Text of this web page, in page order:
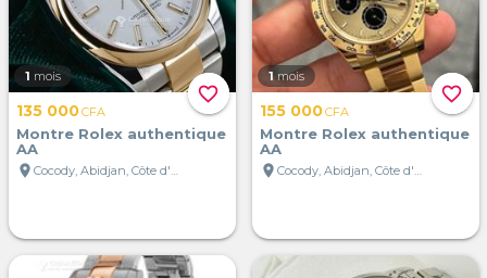
favorite_border
1 mois
135 000CFA
Montre Rolex authentique
AA
location_on
Cocody, Abidjan, Côte d'Ivoire
favorite_border
1 mois
155 000CFA
Montre Rolex authentique
AA
location_on
Cocody, Abidjan, Côte d'Ivoire